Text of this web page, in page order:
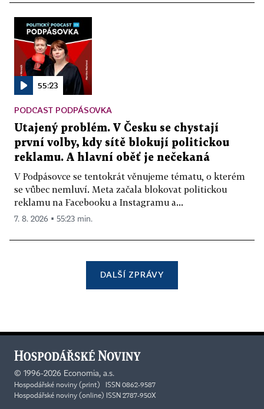
55:23
PODCAST PODPÁSOVKA
Utajený problém. V Česku se chystají
první volby, kdy sítě blokují politickou
reklamu. A hlavní oběť je nečekaná
V Podpásovce se tentokrát věnujeme tématu, o kterém
se vůbec nemluví. Meta začala blokovat politickou
reklamu na Facebooku a Instagramu a...
7. 8. 2026 ▪ 55:23 min.
DALŠÍ ZPRÁVY
© 1996-2026 Economia, a.s.
Hospodářské noviny (print) ISSN 0862-9587
Hospodářské noviny (online) ISSN 2787-950X